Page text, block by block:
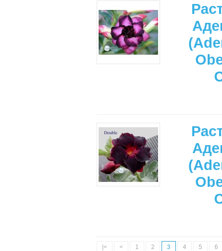
|< < 1 2 3 4 5 6